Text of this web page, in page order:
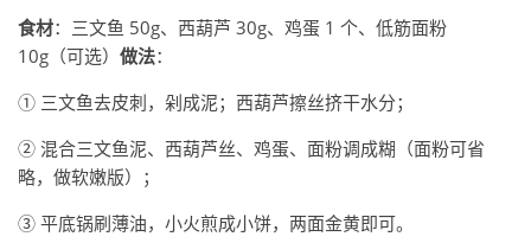
食材：三文鱼 50g、西葫芦 30g、鸡蛋 1 个、低筋面粉
10g（可选） 做法：
① 三文鱼去皮刺，剁成泥；西葫芦擦丝挤干水分；
② 混合三文鱼泥、西葫芦丝、鸡蛋、面粉调成糊（面粉可省
略，做软嫩版）；
③ 平底锅刷薄油，小火煎成小饼，两面金黄即可。